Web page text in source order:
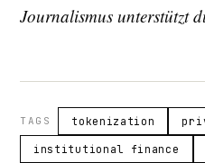
Journalismus unterstützt
TAGS tokenization
institutional finance